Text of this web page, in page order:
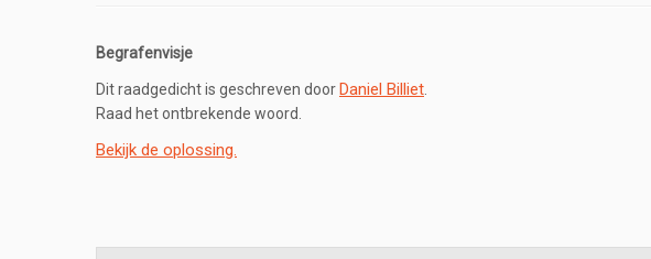
Begrafenvisje
Dit raadgedicht is geschreven doorDaniel Billiet
Raad het ontbrekende woord.
Bekijk de oplossing.